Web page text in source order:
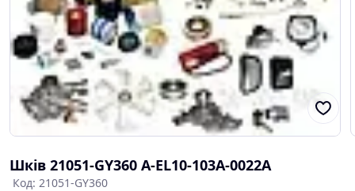
Шків 21051-GY360 A-EL10-103A-0022A
Код: 21051-GY360